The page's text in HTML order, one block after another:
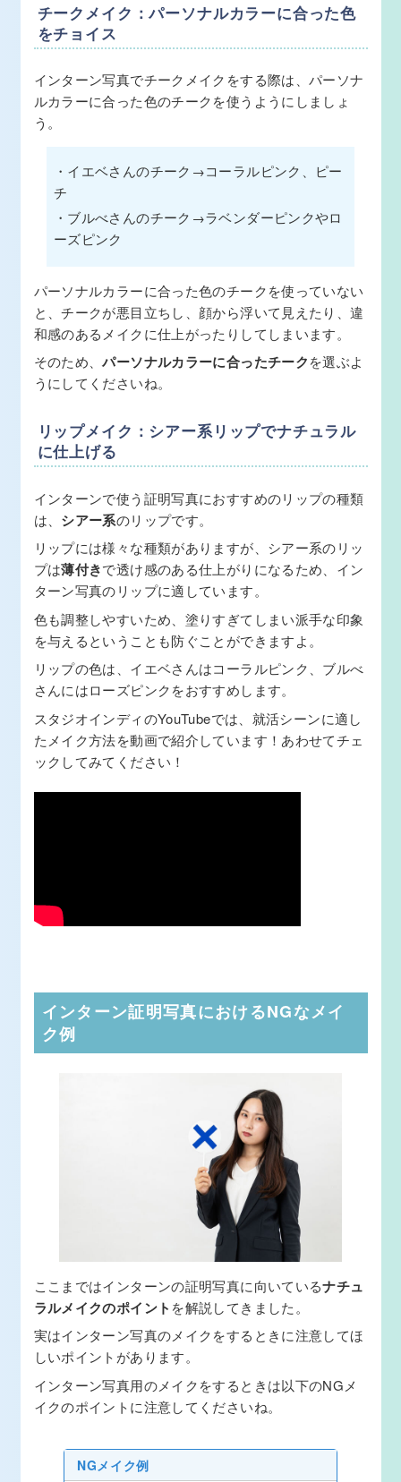
チークメイク：パーソナルカラーに合った色
をチョイス
インターン写真でチークメイクをする際は、パーソナ
ルカラーに合った色のチークを使うようにしましょ
う。
・イエベさんのチーク→コーラルピンク、ピー
チ
・ブルべさんのチーク→ラベンダーピンクやロ
ーズピンク
パーソナルカラーに合った色のチークを使っていない
と、チークが悪目立ちし、顔から浮いて見えたり、違
和感のあるメイクに仕上がったりしてしまいます。
そのため、パーソナルカラーに合ったチークを選ぶよ
うにしてくださいね。
リップメイク：シアー系リップでナチュラル
に仕上げる
インターンで使う証明写真におすすめのリップの種類
は、 シアー系のリップです。
リップには様々な種類がありますが、シアー系のリッ
プは薄付きで透け感のある仕上がりになるため、イン
ターン写真のリップに適しています。
色も調整しやすいため、塗りすぎてしまい派手な印象
を与えるということも防ぐことができますよ。
リップの色は、イエベさんはコーラルピンク、ブルべ
さんにはローズピンクをおすすめします。
スタジオインディのYouTubeでは、就活シーンに適し
たメイク方法を動画で紹介しています！あわせてチェ
ックしてみてください！
インターン証明写真におけるNGなメイ
ク例
ここまではインターンの証明写真に向いているナチュ
ラルメイクのポイント を解説してきました。
実はインターン写真のメイクをするときに注意してほ
しいポイントがあります。
インターン写真用のメイクをするときは以下のNGメ
イクのポイントに注意してくださいね。
NGメイク例